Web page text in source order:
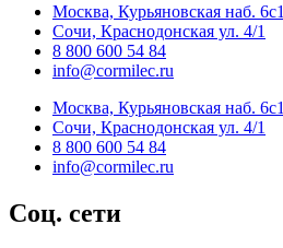
Москва, Курьяновская наб. 6с1
Сочи, Краснодонская ул. 4/1
8 800 600 54 84
info@cormilec.ru
Москва, Курьяновская наб. 6с1
Сочи, Краснодонская ул. 4/1
8 800 600 54 84
info@cormilec.ru
Соц. сети